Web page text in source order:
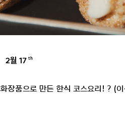
2월 17 th
화장품으로 만든 한식 코스요리! ? (